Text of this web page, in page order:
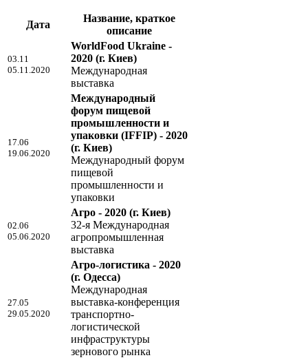
Дата
Название, краткое
описание
03.11
05.11.2020
WorldFood Ukraine -
2020 (г. Киев)
Международная
выставка
17.06
19.06.2020
Международный
форум пищевой
промышленности и
упаковки (IFFIP) - 2020
(г. Киев)
Международный форум
пищевой
промышленности и
упаковки
02.06
05.06.2020
Агро - 2020 (г. Киев)
32-я Международная
агропромышленная
выставка
27.05
29.05.2020
Агро-логистика - 2020
(г. Одесса)
Международная
выставка-конференция
транспортно-
логистической
инфраструктуры
зернового рынка